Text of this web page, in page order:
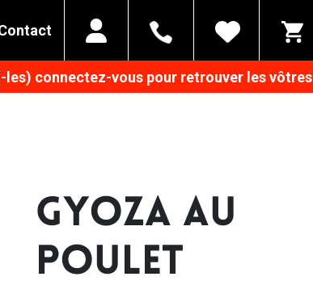
connectez-vous pour retrouver les vôtres
GYOZA AU
POULET